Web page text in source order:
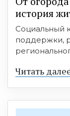
история
Социальный
поддержки,
Читать